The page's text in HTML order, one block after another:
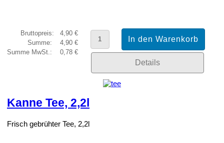
Bruttopreis:
4,90 €
Summe:
4,90 €
Summe MwSt.:
0,78 €
Details
Kanne Tee, 2,2l
Frisch gebrühter Tee, 2,2l